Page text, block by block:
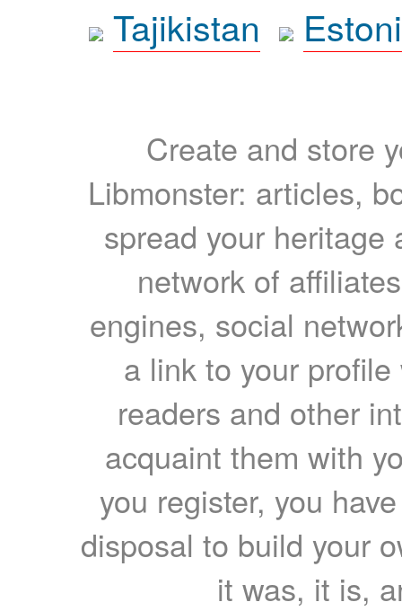
Tajikistan
Create and store
Libmonster: articles,
spread your heritage
network of
engines, social
a link to your
readers and other
acquaint them with
you register, you
disposal to build your
it was, it is,